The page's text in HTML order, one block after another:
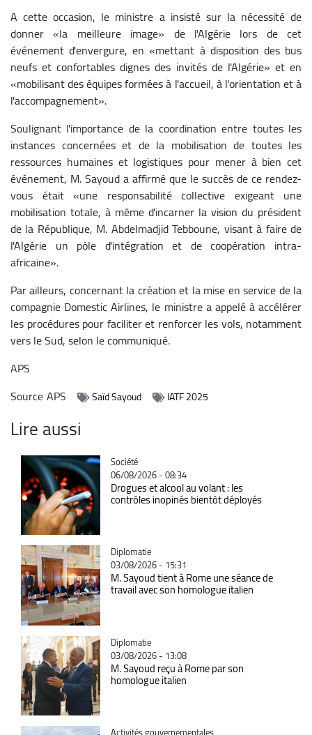
A cette occasion, le ministre a insisté sur la nécessité de
donner «la meilleure image» de l'Algérie lors de cet
événement d'envergure, en «mettant à disposition des bus
neufs et confortables dignes des invités de l'Algérie» et en
«mobilisant des équipes formées à l'accueil, à l'orientation et à
l'accompagnement».
Soulignant l'importance de la coordination entre toutes les
instances concernées et de la mobilisation de toutes les
ressources humaines et logistiques pour mener à bien cet
événement, M. Sayoud a affirmé que le succès de ce rendez-
vous était «une responsabilité collective exigeant une
mobilisation totale, à même d'incarner la vision du président
de la République, M. Abdelmadjid Tebboune, visant à faire de
l'Algérie un pôle d'intégration et de coopération intra-
africaine».
Par ailleurs, concernant la création et la mise en service de la
compagnie Domestic Airlines, le ministre a appelé à accélérer
les procédures pour faciliter et renforcer les vols, notamment
vers le Sud, selon le communiqué.
APS
SourceAPS Saïd Sayoud IATF 2025
Lire aussi
Catégorie
Société
06/08/2026 - 08:34
Drogues et alcool au volant : les
contrôles inopinés bientôt déployés
Catégorie
Diplomatie
03/08/2026 - 15:31
M. Sayoud tient à Rome une séance de
travail avec son homologue italien
Catégorie
Diplomatie
03/08/2026 - 13:08
M. Sayoud reçu à Rome par son
homologue italien